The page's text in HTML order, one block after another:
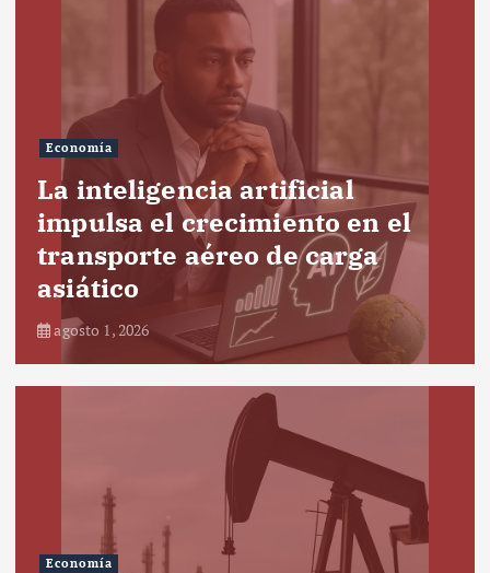
Economía
La inteligencia artificial
impulsa el crecimiento en el
transporte aéreo de carga
asiático
agosto 1, 2026
Economía